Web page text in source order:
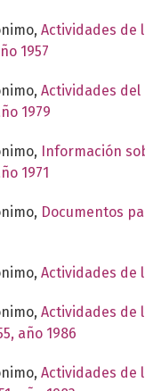
Actividades de
1957
Actividades
1979
Información
1971
Documentos
Actividades de
Actividades de
año 1986
Actividades de